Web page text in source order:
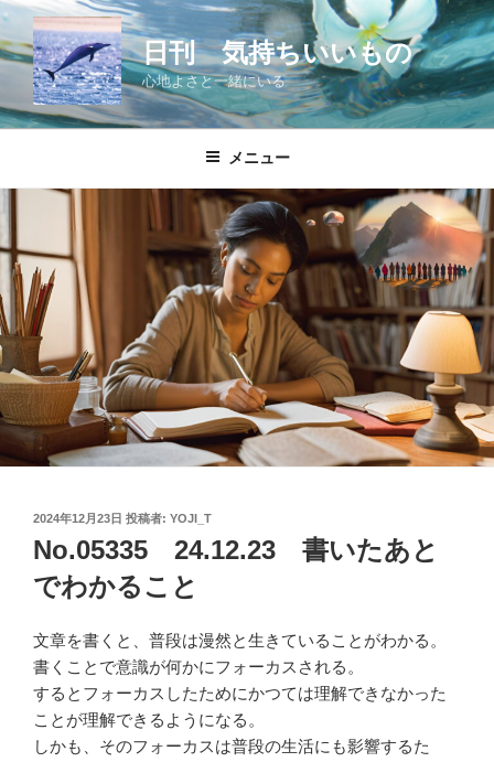
コ
ン
テ
ツ
プ
日刊 気持ちいいもの
心地よさと一緒にいる
メニュー
投
稿
日:
2024年12月23日 投稿者: YOJI_T
No.05335 24.12.23 書いたあと
でわかること
文章を書くと、普段は漫然と生きていることがわかる。
書くことで意識が何かにフォーカスされる。
するとフォーカスしたためにかつては理解できなかった
ことが理解できるようになる。
しかも、そのフォーカスは普段の生活にも影響するた